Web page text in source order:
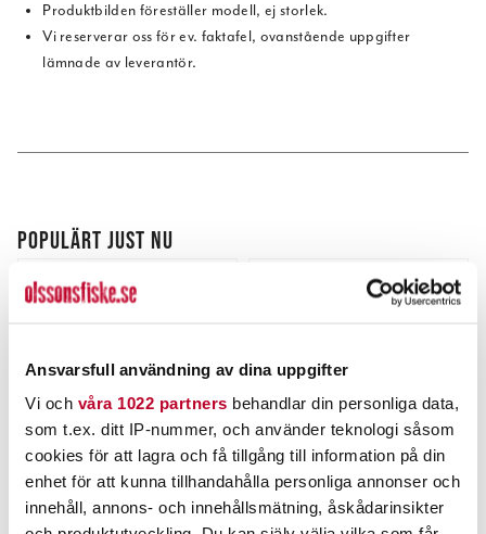
Ansvarsfull användning av dina uppgifter
Vi och våra 1022 partners behandlar din personliga data,
som t.ex. ditt IP-nummer, och använder teknologi såsom
cookies för att lagra och få tillgång till information på din
enhet för att kunna tillhandahålla personliga annonser och
innehåll, annons- och innehållsmätning, åskådarinsikter
Produktbilden föreställer modell, ej storlek.
Vi reserverar oss för ev. faktafel, ovanstående uppgifter
lämnade av leverantör.
POPULÄRT JUST NU
Olssons Fiske Buff
40%
Salmon Pack 2 40-45g